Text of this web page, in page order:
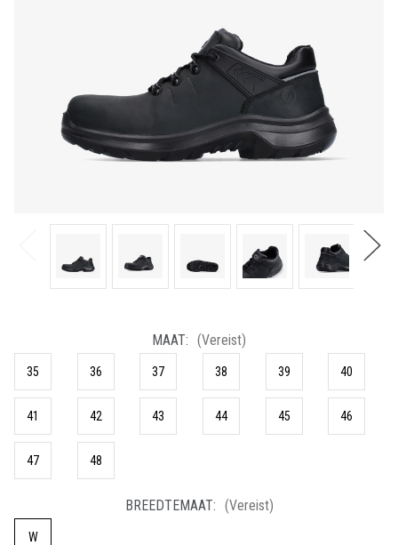
MAAT: (Vereist)
35 36 37 38 39 40
41 42 43 44 45 46
47 48
BREEDTEMAAT: (Vereist)
W